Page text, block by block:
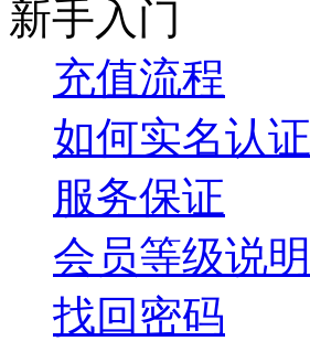
新手入门
充值流程
如何实名认证
服务保证
会员等级说明
找回密码